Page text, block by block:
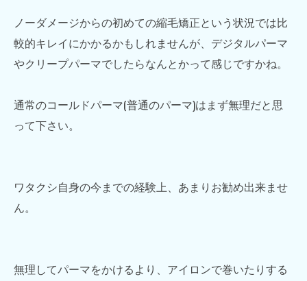
ノーダメージからの初めての縮毛矯正という状況では比
較的キレイにかかるかもしれませんが、デジタルパーマ
やクリープパーマでしたらなんとかって感じですかね。
通常のコールドパーマ(普通のパーマ)はまず無理だと思
って下さい。
ワタクシ自身の今までの経験上、あまりお勧め出来ませ
ん。
無理してパーマをかけるより、アイロンで巻いたりする